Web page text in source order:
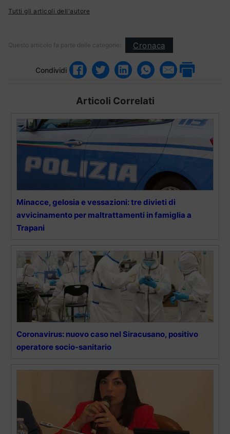
Tutti gli articoli dell'autore
Questo articolo fa parte delle categorie: Cronaca
Condividi
Articoli Correlati
Minacce, gelosia e vessazioni: tre divieti di
avvicinamento per maltrattamenti in famiglia a
Trapani
Coronavirus: nuovo caso nel Siracusano, positivo
operatore socio-sanitario